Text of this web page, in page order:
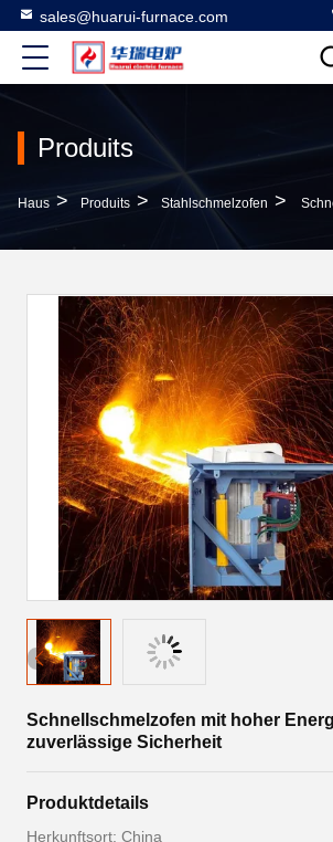
sales@huarui-furnace.com
Produits
Haus > Produits > Stahlschmelzofen > Schnellschmelzofen Mit Hoher
Schnellschmelzofen mit hoher
zuverlässige Sicherheit
Produktdetails
Herkunftsort: China